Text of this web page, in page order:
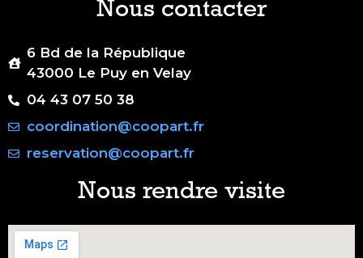
Nous contacter
6 Bd de la République
43000 Le Puy en Velay
04 43 07 50 38
coordination@coopart.fr
reservation@coopart.fr
Nous rendre visite